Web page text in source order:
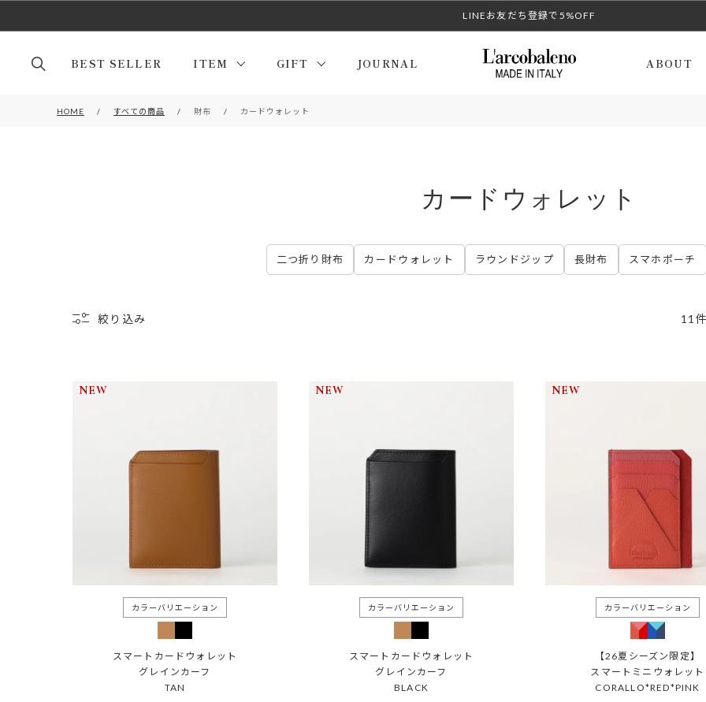
LINEお友だち登録で5%OFF
BEST SELLER ITEM GIFT JOURNAL ABOUT
HOME すべての商品 財布 カードウォレット
カードウォレット
二つ折り財布 カードウォレット ラウンドジップ 長財布 スマホポーチ
絞り込み 11
スマートカードウォレット
グレインカーフ
TAN
NEW
スマートカードウォレット
グレインカーフ
BLACK
NEW
【26夏シーズン限定】
スマートミニウォレット
CORALLO*RED*PINK
NEW